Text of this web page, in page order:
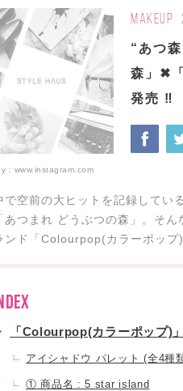
MAKEUP
“あつ
森」 ✖
発売 ‼
： www.instagram.com
で空前の大ヒットを記録して
あつまれ どうぶつの森」。そ
ンド「Colourpop(カラーポッ
「Colourpop(カラーポップ)
アイシャドウ パレット (全4種
① 商品名 : 5 star island